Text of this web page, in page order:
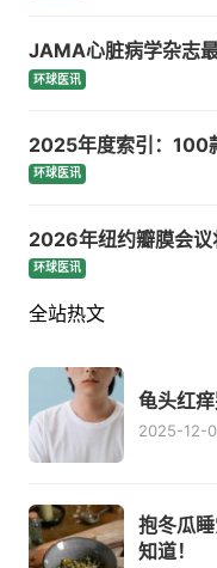
JAMA心脏病学杂志
环球医讯
2025年度索引：100
环球医讯
2026年纽约瓣膜会议
环球医讯
全站热文
龟头红
2025-12-
抱冬瓜
知道！